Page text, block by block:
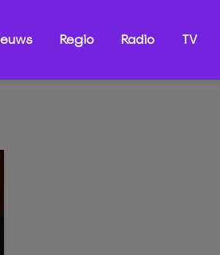
Regio Radio TV